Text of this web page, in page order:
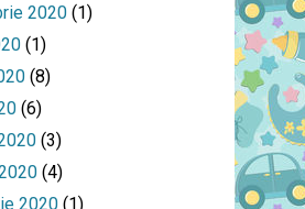
2020(1)
(1)
(8)
(6)
(3)
(4)
2020(1)